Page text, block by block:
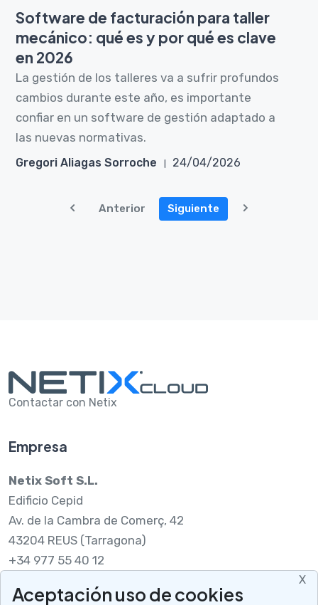
Software de facturación para taller
mecánico: qué es y por qué es clave
en 2026
La gestión de los talleres va a sufrir profundos
cambios durante este año, es importante
confiar en un software de gestión adaptado a
las nuevas normativas.
Gregori Aliagas Sorroche 24/04/2026
Anterior Siguiente
X
Aceptación uso de cookies
Contactar con Netix
Empresa
Netix Soft S.L.
Edificio Cepid
Av. de la Cambra de Comerç, 42
43204 REUS (Tarragona)
+34 977 55 40 12